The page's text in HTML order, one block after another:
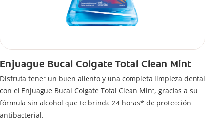
Enjuague Bucal Colgate Total Clean Mint
Disfruta tener un buen aliento y una completa limpieza dental
con el Enjuague Bucal Colgate Total Clean Mint, gracias a su
fórmula sin alcohol que te brinda 24 horas* de protección
antibacterial.